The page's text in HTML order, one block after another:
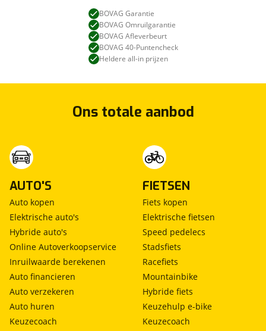
BOVAG Garantie
BOVAG Omruilgarantie
BOVAG Afleverbeurt
BOVAG 40-Puntencheck
Heldere all-in prijzen
Ons totale aanbod
AUTO'S
Auto kopen
Elektrische auto's
Hybride auto's
Online Autoverkoopservice
Inruilwaarde berekenen
Auto financieren
Auto verzekeren
Auto huren
Keuzecoach
FIETSEN
Fiets kopen
Elektrische fietsen
Speed pedelecs
Stadsfiets
Racefiets
Mountainbike
Hybride fiets
Keuzehulp e-bike
Keuzecoach